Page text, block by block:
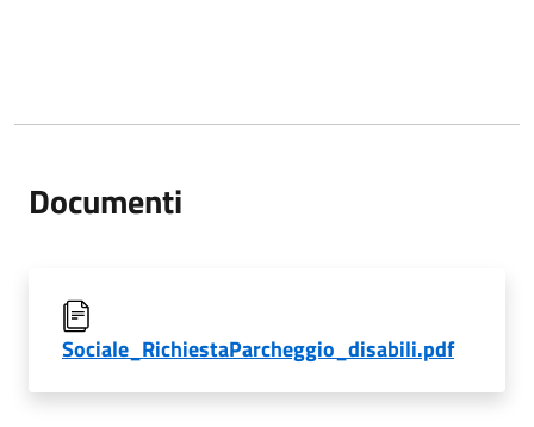
Documenti
Sociale_RichiestaParcheggio_disabili.pdf